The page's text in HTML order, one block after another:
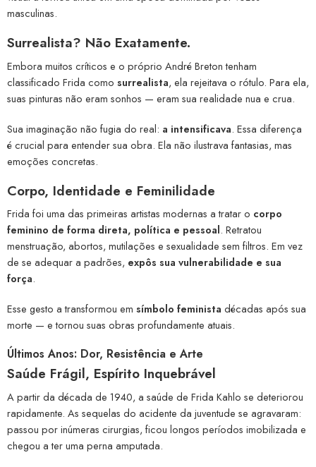
masculinas.
Surrealista? Não Exatamente.
Embora muitos críticos e o próprio André Breton tenham
classificado Frida como surrealista, ela rejeitava o rótulo. Para ela,
suas pinturas não eram sonhos — eram sua realidade nua e crua.
Sua imaginação não fugia do real: a intensificava. Essa diferença
é crucial para entender sua obra. Ela não ilustrava fantasias, mas
emoções concretas.
Corpo, Identidade e Feminilidade
Frida foi uma das primeiras artistas modernas a tratar o corpo
feminino de forma direta, política e pessoal. Retratou
menstruação, abortos, mutilações e sexualidade sem filtros. Em vez
de se adequar a padrões, expôs sua vulnerabilidade e sua
força.
Esse gesto a transformou em símbolo feminista décadas após sua
morte — e tornou suas obras profundamente atuais.
Últimos Anos: Dor, Resistência e Arte
Saúde Frágil, Espírito Inquebrável
A partir da década de 1940, a saúde de Frida Kahlo se deteriorou
rapidamente. As sequelas do acidente da juventude se agravaram:
passou por inúmeras cirurgias, ficou longos períodos imobilizada e
chegou a ter uma perna amputada.